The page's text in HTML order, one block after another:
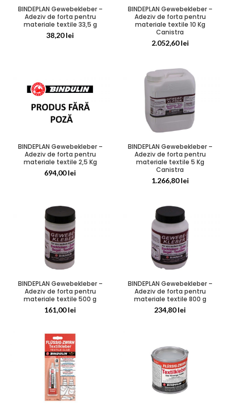
BINDEPLAN Gewebekleber –
Adeziv de forta pentru
materiale textile 33,5 g
38,20lei
BINDEPLAN Gewebekleber –
Adeziv de forta pentru
materiale textile 10 Kg
Canistra
2.052,60lei
BINDEPLAN Gewebekleber –
Adeziv de forta pentru
materiale textile 2,5 Kg
694,00lei
BINDEPLAN Gewebekleber –
Adeziv de forta pentru
materiale textile 5 Kg
Canistra
1.266,80lei
BINDEPLAN Gewebekleber –
Adeziv de forta pentru
materiale textile 500 g
161,00lei
BINDEPLAN Gewebekleber –
Adeziv de forta pentru
materiale textile 800 g
234,80lei